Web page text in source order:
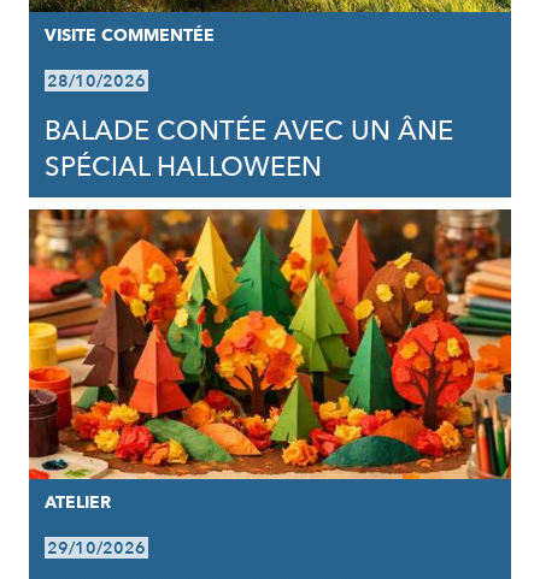
VISITE COMMENTÉE
28/10/2026
BALADE CONTÉE AVEC UN ÂNE
SPÉCIAL HALLOWEEN
ATELIER
29/10/2026